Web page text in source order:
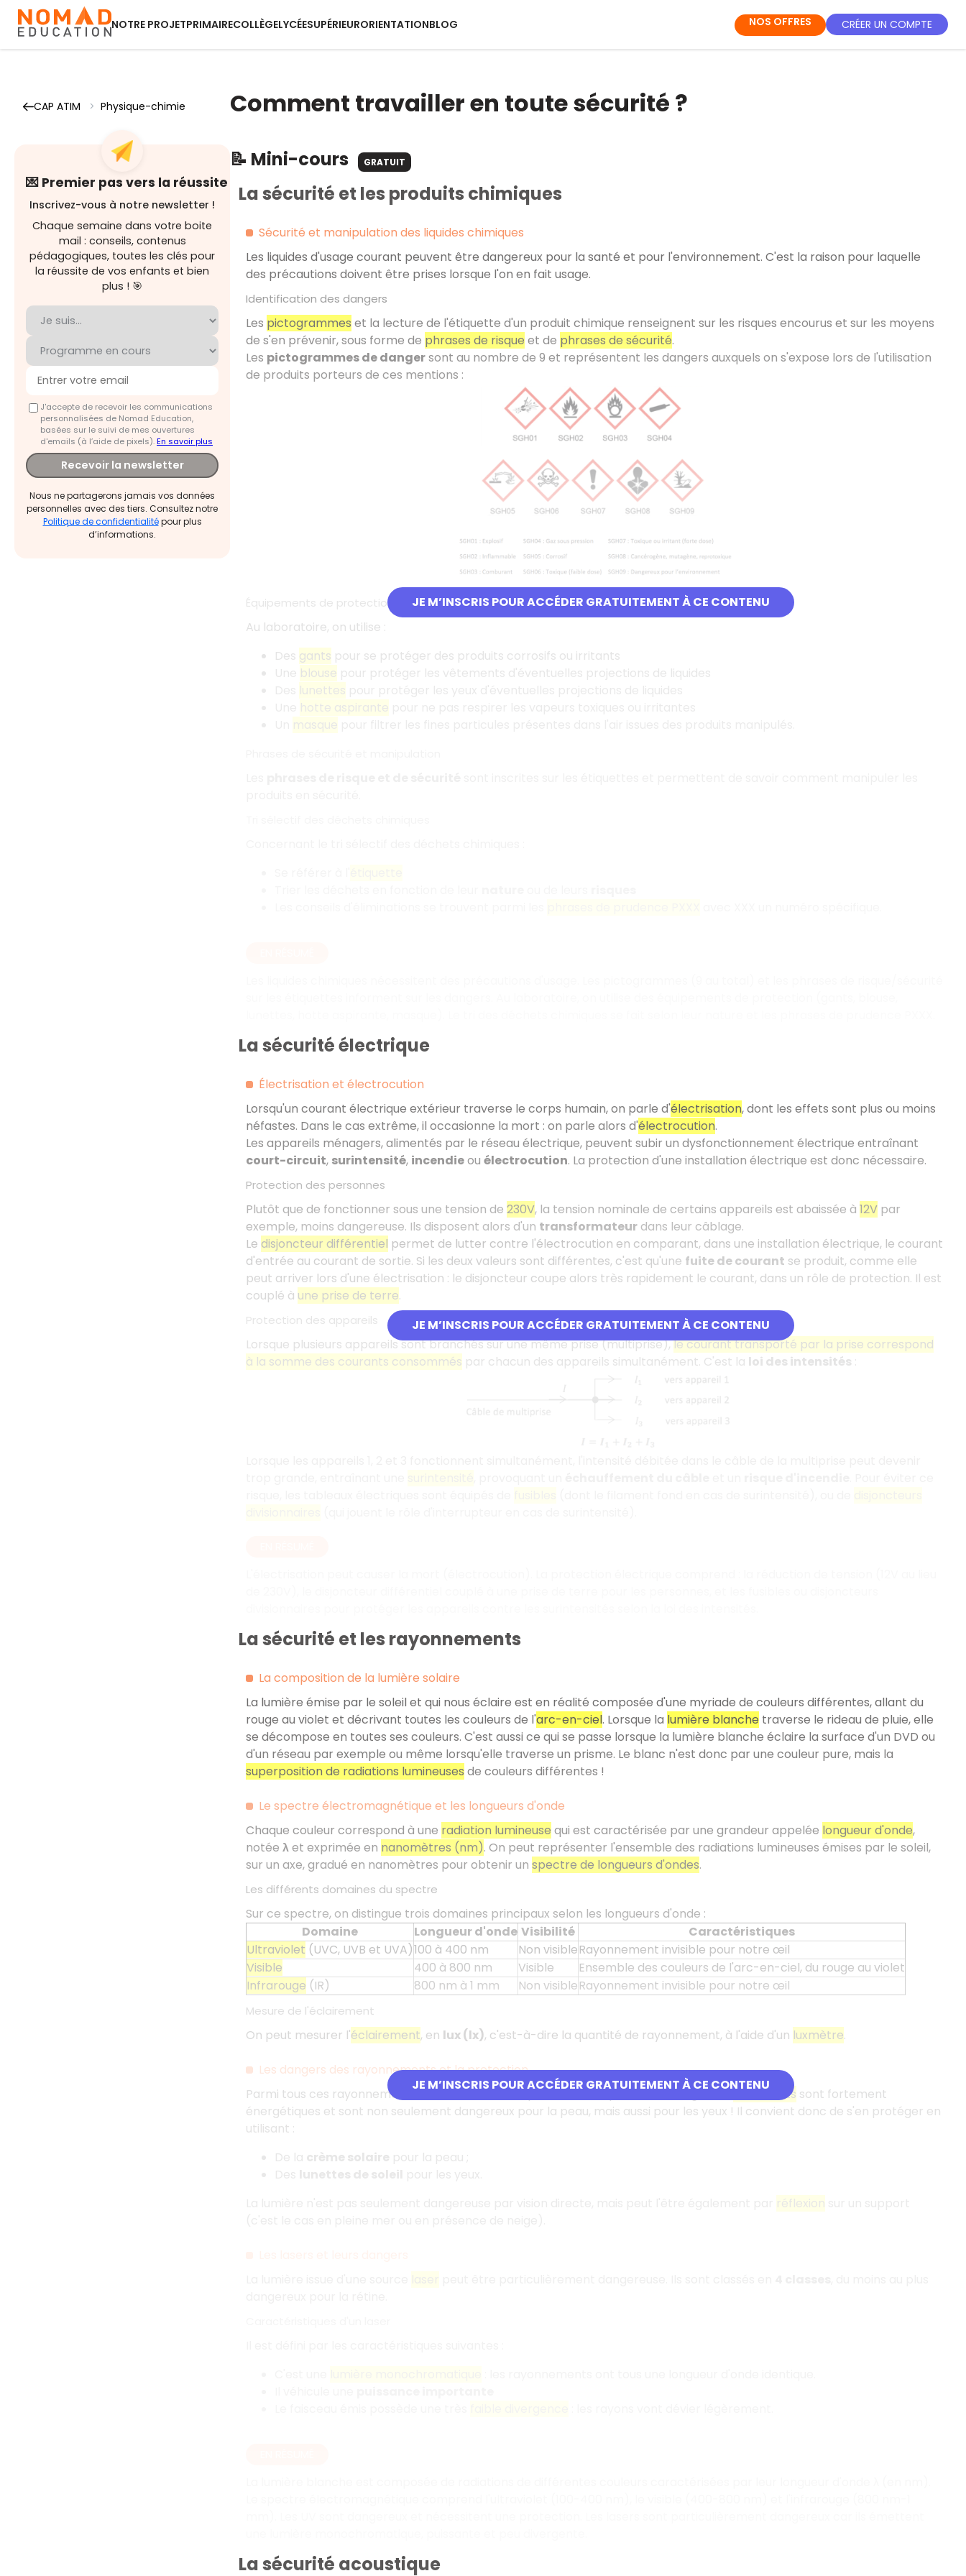
NOTRE PROJETPRIMAIRECOLLÈGELYCÉESUPÉRIEURORIENTATIONBLOG NOS OFFRES CRÉER UN COMPTE
CAP ATIM > Physique-chimie
💌 Premier pas vers la réussite
Inscrivez-vous à notre newsletter !
Chaque semaine dans votre boite
mail : conseils, contenus
pédagogiques, toutes les clés pour
la réussite de vos enfants et bien
plus ! 🎯
J'accepte de recevoir les communications
personnalisées de Nomad Education,
basées sur le suivi de mes ouvertures
d'emails (à l’aide de pixels).En savoir plus
Recevoir la newsletter
Nous ne partagerons jamais vos données
personnelles avec des tiers. Consultez notre
Politique de confidentialitépour plus
d’informations.
Comment travailler en toute sécurité ?
📝 Mini-cours GRATUIT
JE M’INSCRIS POUR ACCÉDER GRATUITEMENT À CE CONTENU
La sécurité et les produits chimiques
Sécurité et manipulation des liquides chimiques
Les liquides d'usage courant peuvent être dangereux pour la santé et pour l'environnement. C'est la raison pour laquelle
des précautions doivent être prises lorsque l'on en fait usage.
Identification des dangers
Les pictogrammes et la lecture de l'étiquette d'un produit chimique renseignent sur les risques encourus et sur les moyens
de s'en prévenir, sous forme de phrases de risque et de phrases de sécurité.
Les pictogrammes de dangersont au nombre de 9 et représentent les dangers auxquels on s'expose lors de l'utilisation
de produits porteurs de ces mentions :
Équipements de protection au laboratoire
Au laboratoire, on utilise :
Des gants pour se protéger des produits corrosifs ou irritants
Une blouse pour protéger les vêtements d'éventuelles projections de liquides
lunettes
hotte aspirante
JE M’INSCRIS POUR ACCÉDER GRATUITEMENT À CE CONTENU
La sécurité électrique
Électrisation et électrocution
Lorsqu'un courant électrique extérieur traverse le corps humain, on parle d'électrisation, dont les effets sont plus ou moins
néfastes. Dans le cas extrême, il occasionne la mort : on parle alors d'électrocution.
Les appareils ménagers, alimentés par le réseau électrique, peuvent subir un dysfonctionnement électrique entraînant
court-circuit, surintensité, incendieou électrocution. La protection d'une installation électrique est donc nécessaire.
Protection des personnes
Plutôt que de fonctionner sous une tension de 230V, la tension nominale de certains appareils est abaissée à 12Vpar
exemple, moins dangereuse. Ils disposent alors d'un transformateurdans leur câblage.
Le disjoncteur différentiel permet de lutter contre l'électrocution en comparant, dans une installation électrique, le courant
d'entrée au courant de sortie. Si les deux valeurs sont différentes, c'est qu'une fuite de courant se produit, comme elle
peut arriver lors d'une électrisation : le disjoncteur coupe alors très rapidement le courant, dans un rôle de protection. Il est
couplé à une prise de terre.
Protection des appareils
Lorsque plusieurs appareils sont branchés sur une même prise (multiprise),le courant transporté par la prise correspond
à la somme des courants consommés par chacun des appareils simultanément. C'est la loi des intensités :
JE M’INSCRIS POUR ACCÉDER GRATUITEMENT À CE CONTENU
La sécurité et les rayonnements
La composition de la lumière solaire
La lumière émise par le soleil et qui nous éclaire est en réalité composée d'une myriade de couleurs différentes, allant du
rouge au violet et décrivant toutes les couleurs de l'arc-en-ciel. Lorsque la lumière blanche traverse le rideau de pluie, elle
se décompose en toutes ses couleurs. C'est aussi ce qui se passe lorsque la lumière blanche éclaire la surface d'un DVD ou
d'un réseau par exemple ou même lorsqu'elle traverse un prisme. Le blanc n'est donc par une couleur pure, mais la
superposition de radiations lumineuses de couleurs différentes !
Le spectre électromagnétique et les longueurs d'onde
Chaque couleur correspond à une radiation lumineuse qui est caractérisée par une grandeur appelée longueur d'onde,
notée λet exprimée en nanomètres (nm). On peut représenter l'ensemble des radiations lumineuses émises par le soleil,
sur un axe, gradué en nanomètres pour obtenir un spectre de longueurs d'ondes.
Les différents domaines du spectre
Sur ce spectre, on distingue trois domaines principaux selon les longueurs d'onde :
Domaine
Longueur d'onde Visibilité
Caractéristiques
Ultraviolet (UVC, UVB et UVA)100 à 400 nm Non visibleRayonnement invisible pour notre œil
Visible
400 à 800 nm Visible
Ensemble des couleurs de l'arc-en-ciel, du rouge au violet
Infrarouge (IR) 800 nm à 1 mm Non visibleRayonnement invisible pour notre œil
Mesure de l'éclairement
On peut mesurer l'éclairement, en lux (lx), c'est-à-dire la quantité de rayonnement, à l'aide d'un luxmètre.
Les dangers des rayonnements et la protection
Parmi tous ces rayonnements, tous ne véhiculent pas la même quantité d'énergie. Lesultraviolets sont fortement
énergétiques et sont non seulement dangereux pour la peau, mais aussi pour les yeux ! Il convient donc de s'en protéger en
utilisant :
De la crème solaire pour la peau ;
réflexion
La sécurité acoustique